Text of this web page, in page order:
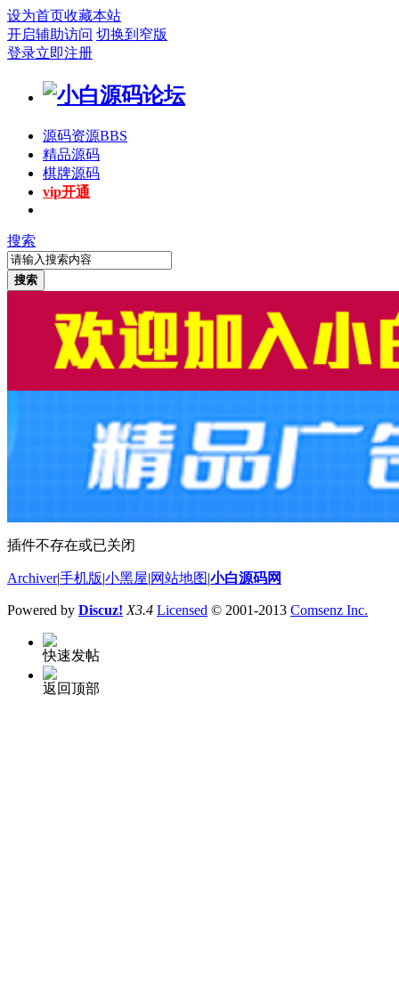
设为首页收藏本站
开启辅助访问 切换到窄版
登录立即注册
源码资源BBS
精品源码
棋牌源码
vip开通
搜索
搜索
插件不存在或已关闭
Archiver|手机版 小黑屋 网站地图 小白源码网
Powered by Discuz! X3.4 Licensed © 2001-2013 Comsenz Inc.
快速发帖
返回顶部